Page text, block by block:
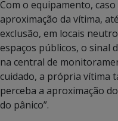
Com o equipamento,
aproximação da vítima,
exclusão, em locais
espaços públicos, o sinal
na central de
cuidado, a própria vítima
perceba a aproximação
do pânico”.